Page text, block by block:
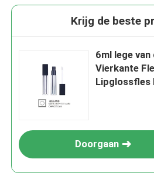
Krijg de beste
6ml lege van
Vierkante
Lipglossfles
Doorgaan